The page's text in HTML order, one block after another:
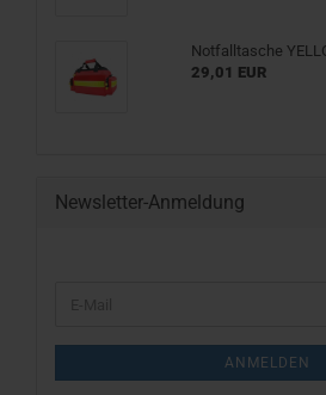
Notfalltasche
29,01 EUR
Newsletter-Anmeldung
ANMELDEN